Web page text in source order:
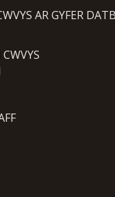
AR GYFER